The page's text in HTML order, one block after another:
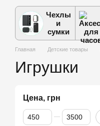
Чехлы
и
сумки
Главная Детские товары
Игрушки
Цена, грн
От Цена, грн
До Цена, грн